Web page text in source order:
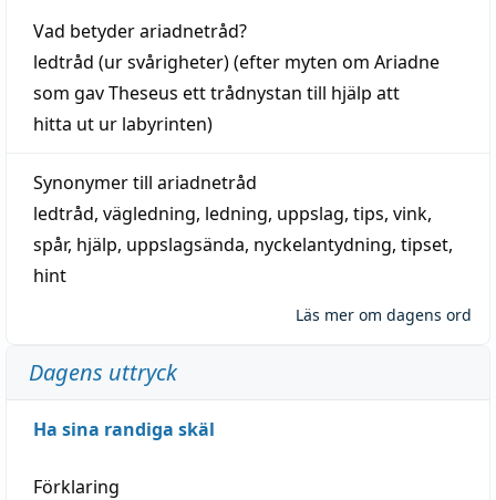
Vad betyderariadnetråd?
ledtråd (ur svårigheter) (efter myten om Ariadne
som gav Theseus ett trådnystan till hjälp att
hitta ut ur labyrinten)
Synonymer till ariadnetråd
ledtråd, vägledning, ledning, uppslag, tips, vink,
spår, hjälp, uppslagsända, nyckelantydning, tipset,
hint
Läs mer om dagens ord
Dagens uttryck
Ha sina randiga skäl
Förklaring